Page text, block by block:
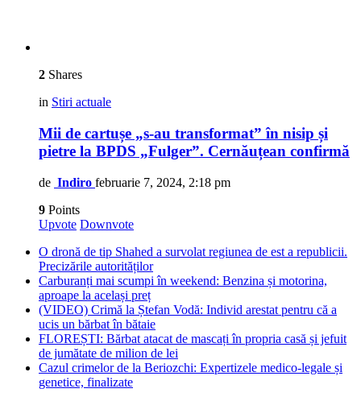
2 Shares
in Stiri actuale
Mii de cartușe „s-au transformat” în nisip și
pietre la BPDS „Fulger”. Cernăuțean confirmă
de Indiro februarie 7, 2024, 2:18 pm
9 Points
Upvote Downvote
O dronă de tip Shahed a survolat regiunea de est a republicii.
Precizările autorităților
Carburanți mai scumpi în weekend: Benzina și motorina,
aproape la același preț
(VIDEO) Crimă la Ștefan Vodă: Individ arestat pentru că a
ucis un bărbat în bătaie
FLOREȘTI: Bărbat atacat de mascați în propria casă și jefuit
de jumătate de milion de lei
Cazul crimelor de la Beriozchi: Expertizele medico-legale și
genetice, finalizate